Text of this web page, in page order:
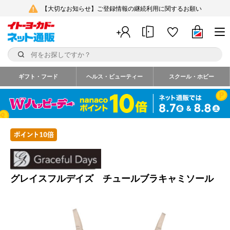
【大切なお知らせ】ご登録情報の継続利用に関するお願い
ギフト・フード ヘルス・ビューティー スクール・ホビー
グレイスフルデイズ チュールブラキャミソール